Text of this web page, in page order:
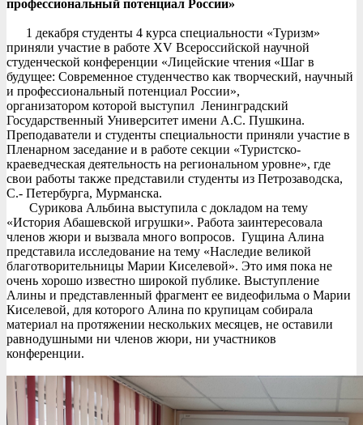
профессиональный потенциал России»
1 декабря студенты 4 курса специальности «Туризм»
приняли участие в работе XV Всероссийской научной
студенческой конференции «Лицейские чтения «Шаг в
будущее: Современное студенчество как творческий, научный
и профессиональный потенциал России»,
организатором которой выступил Ленинградский
Государственный Университет имени А.С. Пушкина.
Преподаватели и студенты специальности приняли участие в
Пленарном заседание и в работе секции «Туристско-
краеведческая деятельность на региональном уровне», где
свои работы также представили студенты из Петрозаводска,
С.- Петербурга, Мурманска.
Сурикова Альбина выступила с докладом на тему
«История Абашевской игрушки». Работа заинтересовала
членов жюри и вызвала много вопросов. Гущина Алина
представила исследование на тему «Наследие великой
благотворительницы Марии Киселевой». Это имя пока не
очень хорошо известно широкой публике. Выступление
Алины и представленный фрагмент ее видеофильма о Марии
Киселевой, для которого Алина по крупицам собирала
материал на протяжении нескольких месяцев, не оставили
равнодушными ни членов жюри, ни участников
конференции.